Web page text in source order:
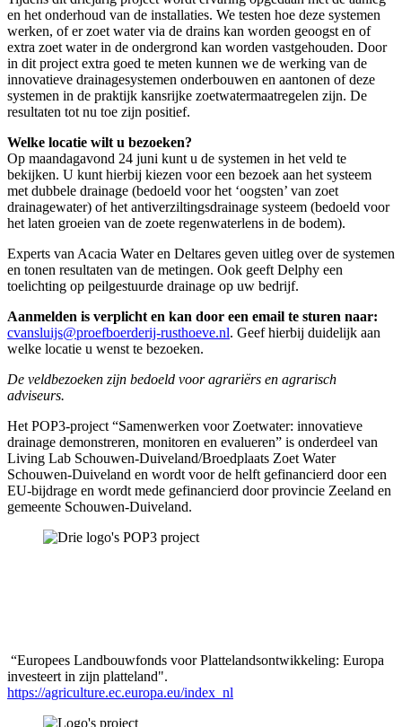
en het onderhoud van de installaties. We testen hoe deze systemen
werken, of er zoet water via de drains kan worden geoogst en of
extra zoet water in de ondergrond kan worden vastgehouden. Door
in dit project extra goed te meten kunnen we de werking van de
innovatieve drainagesystemen onderbouwen en aantonen of deze
systemen in de praktijk kansrijke zoetwatermaatregelen zijn. De
resultaten tot nu toe zijn positief.
Welke locatie wilt u bezoeken?
Op maandagavond 24 juni kunt u de systemen in het veld te
bekijken. U kunt hierbij kiezen voor een bezoek aan het systeem
met dubbele drainage (bedoeld voor het ‘oogsten’ van zoet
drainagewater) of het antiverziltingsdrainage systeem (bedoeld voor
het laten groeien van de zoete regenwaterlens in de bodem).
Experts van Acacia Water en Deltares geven uitleg over de systemen
en tonen resultaten van de metingen. Ook geeft Delphy een
toelichting op peilgestuurde drainage op uw bedrijf.
Aanmelden is verplicht en kan door een email te sturen naar:
cvansluijs@proefboerderij-rusthoeve.nl. Geef hierbij duidelijk aan
welke locatie u wenst te bezoeken.
De veldbezoeken zijn bedoeld voor agrariërs en agrarisch
adviseurs.
Het POP3-project “Samenwerken voor Zoetwater: innovatieve
drainage demonstreren, monitoren en evalueren” is onderdeel van
Living Lab Schouwen-Duiveland/Broedplaats Zoet Water
Schouwen-Duiveland en wordt voor de helft gefinancierd door een
EU-bijdrage en wordt mede gefinancierd door provincie Zeeland en
gemeente Schouwen-Duiveland.
“Europees Landbouwfonds voor Plattelandsontwikkeling: Europa
investeert in zijn platteland".
https://agriculture.ec.europa.eu/index_nl